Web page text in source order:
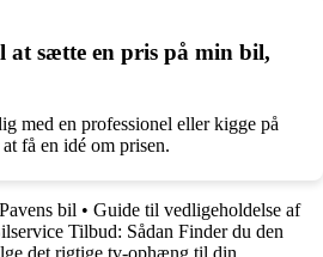
sætte en pris på min bil,
med en professionel eller kigge på
få en idé om prisen.
bil • Guide til vedligeholdelse af
Tilbud: Sådan Finder du den